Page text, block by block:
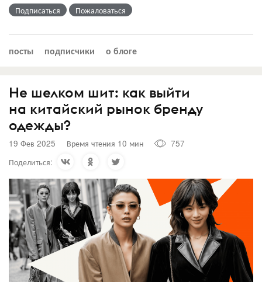
Подписаться Пожаловаться
посты подписчики о блоге
Не шелком шит: как выйти
на китайский рынок бренду
одежды?
19 Фев 2025 Время чтения 10 мин
757
Поделиться: